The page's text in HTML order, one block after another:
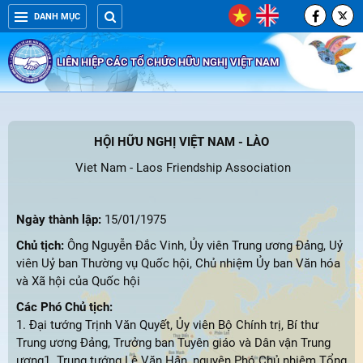
DANH MỤC
LIÊN HIỆP CÁC TỔ CHỨC HỮU NGHỊ VIỆT NAM
HỘI HỮU NGHỊ VIỆT NAM - LÀO
Viet Nam - Laos Friendship Association
Ngày thành lập: 15/01/1975
Chủ tịch: Ông Nguyễn Đắc Vinh, Ủy viên Trung ương Đảng, Uỷ
viên Uỷ ban Thường vụ Quốc hội, Chủ nhiệm Ủy ban Văn hóa
và Xã hội của Quốc hội
Các Phó Chủ tịch:
1. Đại tướng Trịnh Văn Quyết, Ủy viên Bộ Chính trị, Bí thư
Trung ương Đảng, Trưởng ban Tuyên giáo và Dân vận Trung